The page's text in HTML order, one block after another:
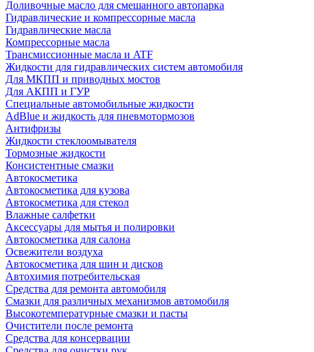
Доливочные масло для смешанного автопарка
Гидравлические и компрессорные масла
Гидравлические масла
Компрессорные масла
Трансмиссионные масла и ATF
Жидкости для гидравлических систем автомобиля
Для МКПП и приводных мостов
Для АКПП и ГУР
Специальные автомобильные жидкости
AdBlue и жидкость для пневмотормозов
Антифризы
Жидкости стеклоомывателя
Тормозные жидкости
Консистентные смазки
Автокосметика
Автокосметика для кузова
Автокосметика для стекол
Влажные салфетки
Аксессуары для мытья и полировки
Автокосметика для салона
Освежители воздуха
Автокосметика для шин и дисков
Автохимия потребительская
Средства для ремонта автомобиля
Смазки для различных механизмов автомобиля
Высокотемпературные смазки и пасты
Очистители после ремонта
Средства для консервации